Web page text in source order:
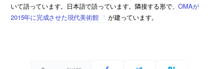
いて語っています。日本語で語っています。隣接する形で、OMAが
2015年に完成させた現代美術館
が建っています。